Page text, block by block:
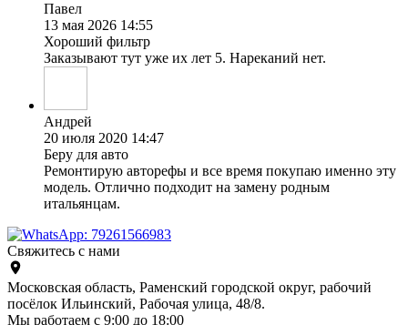
Павел
13 мая 2026 14:55
Хороший фильтр
Заказывают тут уже их лет 5. Нареканий нет.
Андрей
20 июля 2020 14:47
Беру для авто
Ремонтирую авторефы и все время покупаю именно эту
модель. Отлично подходит на замену родным
итальянцам.
Свяжитесь с нами
Московская область, Раменский городской округ, рабочий
посёлок Ильинский, Рабочая улица, 48/8.
Мы работаем с 9:00 до 18:00